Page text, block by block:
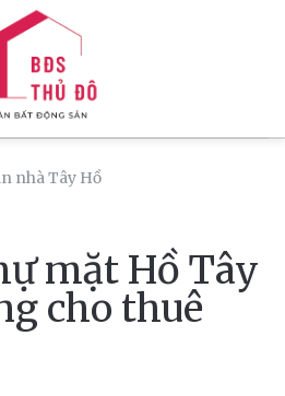
nhà Tây Hồ
mặt Hồ Tây
cho thuê